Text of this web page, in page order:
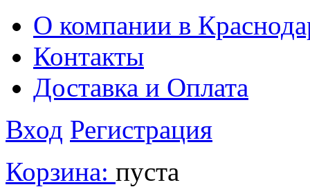
О компании в
Контакты
Доставка и Оплата
Вход Регистрация
Корзина: пуста